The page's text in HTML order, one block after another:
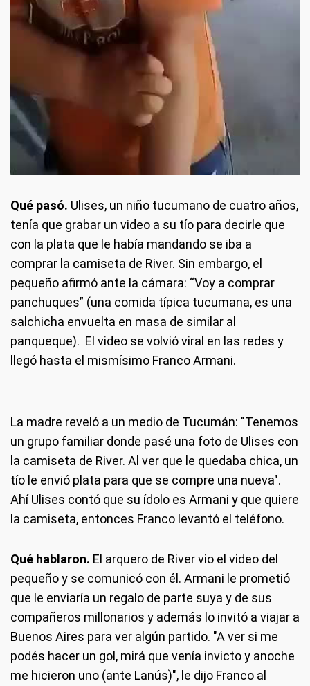
Qué pasó. Ulises, un niño tucumano de cuatro años,
tenía que grabar un video a su tío para decirle que
con la plata que le había mandando se iba a
comprar la camiseta de River. Sin embargo, el
pequeño afirmó ante la cámara: “Voy a comprar
panchuques” (una comida típica tucumana, es una
salchicha envuelta en masa de similar al
panqueque). El video se volvió viral en las redes y
llegó hasta el mismísimo Franco Armani.
La madre reveló a un medio de Tucumán: "Tenemos
un grupo familiar donde pasé una foto de Ulises con
la camiseta de River. Al ver que le quedaba chica, un
tío le envió plata para que se compre una nueva".
Ahí Ulises contó que su ídolo es Armani y que quiere
la camiseta, entonces Franco levantó el teléfono.
Qué hablaron. El arquero de River vio el video del
pequeño y se comunicó con él. Armani le prometió
que le enviaría un regalo de parte suya y de sus
compañeros millonarios y además lo invitó a viajar a
Buenos Aires para ver algún partido. "A ver si me
podés hacer un gol, mirá que venía invicto y anoche
me hicieron uno (ante Lanús)", le dijo Franco al